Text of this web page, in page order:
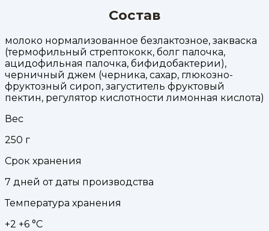
Состав
молоко нормализованное безлактозное, закваска
(термофильный стрептококк, болг палочка,
ацидофильная палочка, бифидобактерии),
черничный джем (черника, сахар, глюкозно-
фруктозный сироп, загуститель фруктовый
пектин, регулятор кислотности лимонная кислота)
Вес
250 г
Срок хранения
7 дней от даты производства
Температура хранения
+2 +6 °С